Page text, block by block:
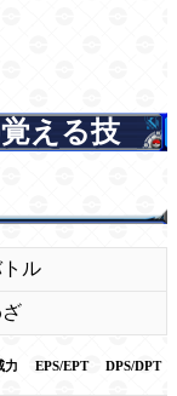
える技
トル
力 EPS/EPT DPS/DPT